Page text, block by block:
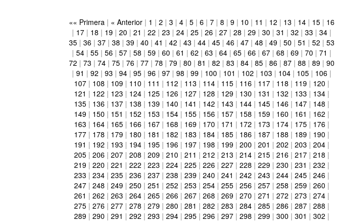
«« Primera | « Anterior| 1 | 2 | 3 | 4| 5| 6| 7| 8 | 9| 10 | 11 | 12 | 13 | 14| 15| 16
| 17| 18 | 19| 20 | 21 | 22 | 23 | 24| 25| 26| 27| 28 | 29| 30 | 31 | 32 | 33 | 34|
35| 36| 37| 38 | 39| 40 | 41 | 42 | 43 | 44| 45| 46| 47| 48 | 49| 50 | 51 | 52 | 53
| 54| 55| 56| 57| 58 | 59| 60 | 61 | 62 | 63 | 64| 65| 66| 67| 68 | 69| 70 | 71 |
72 | 73 | 74| 75| 76| 77| 78 | 79| 80 | 81 | 82 | 83 | 84| 85| 86| 87| 88 | 89| 90
| 91 | 92 | 93 | 94| 95| 96| 97| 98 | 99| 100 | 101 | 102 | 103 | 104| 105| 106|
107| 108 | 109| 110 | 111 | 112 | 113 | 114| 115| 116| 117| 118 | 119| 120 |
121 | 122 | 123 | 124| 125| 126| 127| 128 | 129| 130 | 131 | 132 | 133 | 134|
135| 136| 137| 138 | 139| 140 | 141 | 142 | 143 | 144| 145| 146| 147| 148 |
149| 150 | 151 | 152 | 153 | 154| 155| 156| 157| 158 | 159| 160 | 161 | 162 |
163 | 164| 165| 166| 167| 168 | 169| 170 | 171 | 172 | 173 | 174| 175| 176|
177| 178 | 179| 180 | 181 | 182 | 183 | 184| 185| 186| 187| 188 | 189| 190 |
191 | 192 | 193 | 194| 195| 196| 197| 198 | 199| 200 | 201 | 202 | 203 | 204|
205| 206| 207| 208 | 209| 210 | 211 | 212 | 213 | 214| 215| 216| 217| 218 |
219| 220 | 221 | 222 | 223 | 224| 225| 226| 227| 228 | 229| 230 | 231 | 232 |
233 | 234| 235| 236| 237| 238 | 239| 240 | 241 | 242 | 243 | 244| 245| 246|
247| 248 | 249| 250 | 251 | 252 | 253 | 254| 255| 256| 257| 258 | 259| 260 |
261 | 262 | 263 | 264| 265| 266| 267| 268 | 269| 270 | 271 | 272 | 273 | 274|
275| 276| 277| 278 | 279| 280 | 281 | 282 | 283 | 284| 285| 286| 287| 288 |
289| 290 | 291 | 292 | 293 | 294| 295| 296| 297| 298 | 299| 300 | 301 | 302 |